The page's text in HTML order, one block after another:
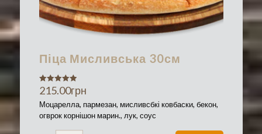
Піца Мисливська 30см
Оценка
5.00
из 5
215.00грн
Моцарелла, пармезан, мисливсбкі ковбаски, бекон,
огврок корнішон марин., лук, соус